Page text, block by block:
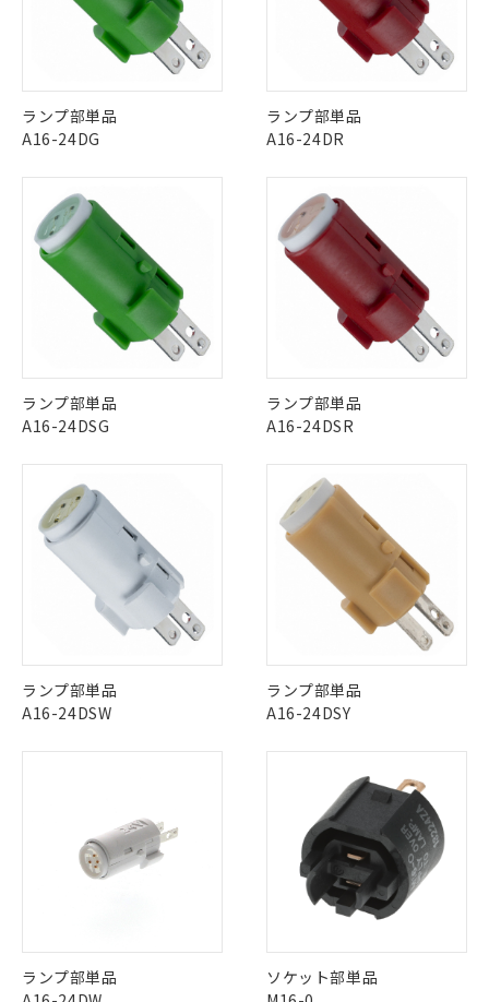
ランプ部単品
A16-24DG
ランプ部単品
A16-24DR
ランプ部単品
A16-24DSG
ランプ部単品
A16-24DSR
ランプ部単品
A16-24DSW
ランプ部単品
A16-24DSY
ランプ部単品
ソケット部単品
以下の条件をお読みいただき、同意のうえ
ご利用ください。
本サービスは、当社制御機器事業取扱
商品の当社在庫状況および標準価格
(税抜)を提供させていただくもので
当社制御機器事業取扱商品の中には、
本サービスの対象外となる商品もある
ことをご了承ください。
在庫状況および標準価格照会結果は、
記載している更新日時点での社内デー
タに基づき作成されるものであり、閲
覧された時点での実際の在庫および標
準価格とは異なる場合があることをご
了承ください。
正式な納期状況および標準価格はお客
様のお取引先、またはお客様担当のオ
ムロン制御機器販売店・当社販売員に
オムロン制御機器販売店や当社販売拠
販売ネットワーク
」をご確認
ください。
在庫状況および標準価格結果を当社の
事前の承諾なく第三者に漏洩または開
示しないようお願いします。
マイパーツ機能（部品リスト作成サー
ビス）をご利用いただくには、I-Web
メンバーズにご登録されている必要が
お客様が当ウェブサイト上で当社にご
および当社の共同利用者が、当社の製
品・サービスに関するお客様との取
引・商談に必要な範囲で利用すること
をご了承ください。
※当社の共同利用者とは、 "個人情報
の共同利用に関して"
の「1.共同利
用者の範囲」に記載されている法人を
対応予定なし：EU RoHS指令（10物質）の
非含有に非対応の商品で、対応品を出す予
定はありません。
調査・確認中：EU RoHS指令（10物質）の
非含有の対応状況を調査中または確認中の
商品です。
非該当品：ライセンス料など無形物で、有
仕入先様の事情により、非含有部品として
いたものが、含有品と判明した場合などや
むを得ず変更することがあります。
*EU RoHS指令（10物質）：
鉛(Pb) 1000ppm以下、 水銀(Hg) 1000ppm以下、 カド
ミウム(Cd) 100ppm以下、
六価クロム(Cr(Ⅵ)) 1000ppm以下、ポリ臭化ビフェニル
類(PBB) 1000ppm以下、ポリ臭化ジフェニルエーテル類
(PBDE) 1000ppm以下、フタル酸ビス(2-エチルヘキシ
ル) (DEHP)(別名：DOP) 1000ppm以下、フタル酸ブチ
ルベンジル（BBP） 1000ppm以下、フタル酸ジブチル
（DBP） 1000ppm以下、フタル酸ジイソブチル
(DIBP) 1000ppm以下
適用除外項目は除く。
フタル酸エステル類の４物質については閾値を超える意
図的な使用がないことを確認しています。
※2 対応予定月
部品在庫の切り替え状況などにより、予定
月が前後することがあります。
※3 非含有証明書ダウンロード
EU RoHS指令（10物質）の非含有証明書
51物質の非含有証明書（当社基準）
※本証明書は発行日時点で非含有を証明す
るもので、過去に遡って非含有を証明する
また、RoHS指令のフタル酸エステル類４
物質の対応では、対応完了までの期間は出
荷製品に未対応品が混在することから備考
※1 中国RoHS○×表
「○」：最大均質材料含有率が中国RoHSの
基準値を超えていることを示します。
「－」：未確認です。当社販売部門へお問
い合わせください。
*中国RoHS10物質の基準値 (GB/T26572)：
Pb(鉛) :1000ppm、 Hg(水銀) : 1000ppm、 Cd(カドミウ
ム) : 100ppm、
Cr(Ⅵ)(六価クロム) : 1000ppm、 PBBs(ポリ臭化ビフェ
ニル類) : 1000ppm、 PBDEs(ポリ臭化ジフェニルエーテ
ル類) : 1000ppm、
DBP(フタル酸ジブチル) : 1000ppm、 DIBP(フタル酸ジ
イソブチル) : 1000ppm、 BBP(フタル酸ブチルベンジ
ル) : 1000ppm、
※2 環境保護使用期限
「ｅ」：有害物質（10物質）のすべてが基
準値以下であることを示します。
「10」：通常の使用状況下において有害物
質が外部に漏えいし、環境に深刻な影響を
及ぼさない年数を意味します。
「－」：未確認です。当社販売部門へお問
い合わせください。
当社は、これら貴社製品のうち、外国
為替および外国貿易法に定める商品
（以下｢規制貨物等」という）を輸出
または国外への提供する場合は、日本
国政府の輸出許可(または役務取引許
可)を取得するなどの必要な手続きを
とります。
当社は規制貨物を破棄する場合は、完
全に破砕するなど、違法に輸出されな
いよう必要な手段を講じます。
ル、化学兵器、生物兵器またはその他
武器並びにこれらの製造装置等に一切
使用いたしません。
当社は、貴社製品を第三者に販売する
場合は、上記1、2および3の内容を当
該第三者に通知します。また当社は、
販売先および販売に係わる関係者が違
法に輸出するおそれがある場合は、取
り引きをいたしません。
キャンセル
記
号
説明
一定数以上の在庫あり
△ 一定数には満たないが在庫あり
在庫なし(最新の在庫状況につ
いては、お客様のお取引先、ま
たはお客様担当のオムロン制御
機器販売店・当社販売員にご確
認ください)
空
白
受注生産機種、また在庫状況の
情報を公開していない機種